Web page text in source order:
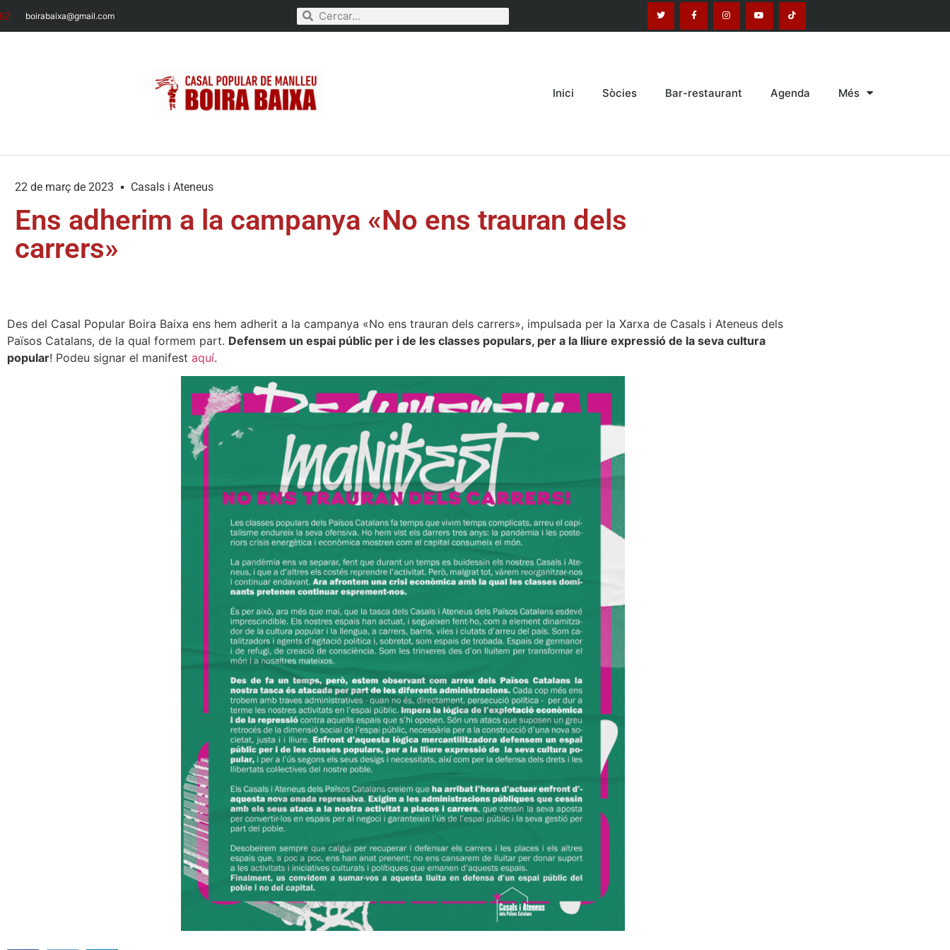
boirabaixa@gmail.com
Inici Sòcies Bar-restaurant Agenda Més
22 de març de 2023 Casals i Ateneus
Ens adherim a la campanya «No ens trauran dels
carrers»
Des del Casal Popular Boira Baixa ens hem adherit a la campanya «No ens trauran dels carrers», impulsada per la Xarxa de Casals i Ateneus dels
Països Catalans, de la qual formem part. Defensem un espai públic per i de les classes populars, per a la lliure expressió de la seva cultura
popular! Podeu signar el manifest aquí.